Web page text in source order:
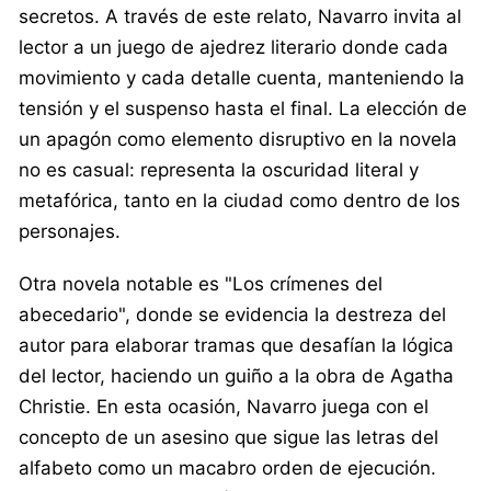
secretos. A través de este relato, Navarro invita al
lector a un juego de ajedrez literario donde cada
movimiento y cada detalle cuenta, manteniendo la
tensión y el suspenso hasta el final. La elección de
un apagón como elemento disruptivo en la novela
no es casual: representa la oscuridad literal y
metafórica, tanto en la ciudad como dentro de los
personajes.
Otra novela notable es "Los crímenes del
abecedario", donde se evidencia la destreza del
autor para elaborar tramas que desafían la lógica
del lector, haciendo un guiño a la obra de Agatha
Christie. En esta ocasión, Navarro juega con el
concepto de un asesino que sigue las letras del
alfabeto como un macabro orden de ejecución.